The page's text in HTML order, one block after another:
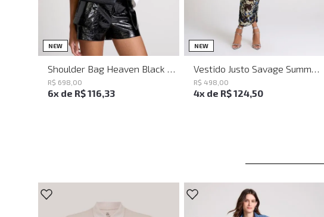
NEW UN
Shoulder Bag Heaven Black John John Feminina
R$ 698 00
6x de R$116,33
NEW PP P M
Vestido Justo Savage Summer John John Feminino
R$ 498 00
4x de R$124,50